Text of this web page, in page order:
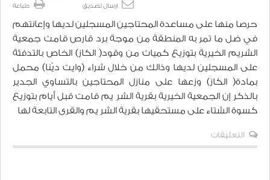
ارسال لصديق طباعة
حرصا منها على مساعدة المحتاجين المسجلين لديها وإعانتهم
في ضل ما تمر به المنطقة من موجة برد قارص قامت جمعية
الشريم الخيرية بتوزيع كميات من وقود( الكاز) الخاص بالتدفئة
على المسجلين لديها وذالك من خلال شراء (وايت ديّنا) محمل
بمادة( الكاز) وزعها على منازل المحتاجين بالتساوي الجدير
بالذكر إن الجمعية الخيرية بقرية الشر يم قامت قبل أيام بتوزيع
كسوة الشتاء على مستحقيها بقرية الشر يم والقرى التابعة لها
التعليقات